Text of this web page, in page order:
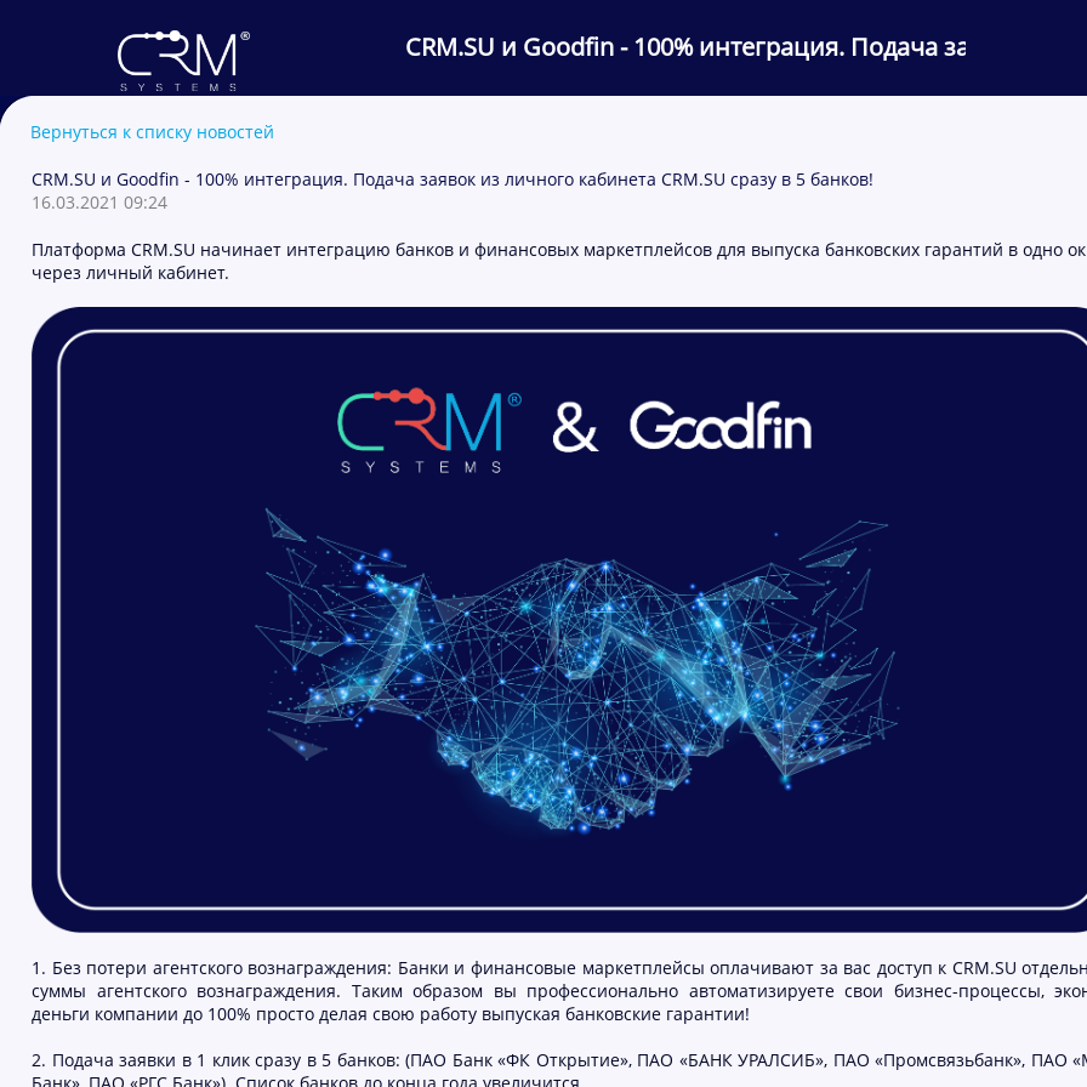
CRM.SU и Goodfin - 100% интеграция. Подача заявок из
Вернуться к списку новостей
CRM.SU и Goodfin - 100% интеграция. Подача заявок из личного кабинета CRM.SU сразу в 5 банков!
16.03.2021 09:24
Платформа CRM.SU начинает интеграцию банков и финансовых маркетплейсов для выпуска банковских гарантий в одно
через личный кабинет.
1. Без потери агентского вознаграждения: Банки и финансовые маркетплейсы оплачивают за вас доступ к CRM.SU
суммы агентского вознаграждения. Таким образом вы профессионально автоматизируете свои бизнес-процессы,
деньги компании до 100% просто делая свою работу выпуская банковские гарантии!
2. Подача заявки в 1 клик сразу в 5 банков: (ПАО Банк «ФК Открытие», ПАО «БАНК УРАЛСИБ», ПАО «Промсвязьбанк», ПАО